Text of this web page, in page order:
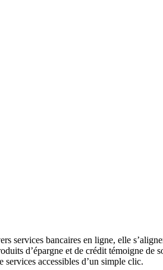
bancaires en ligne, elle
d’épargne et de crédit témoigne de
accessibles d’un simple clic.